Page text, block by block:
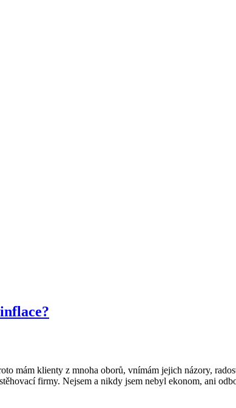
mám klienty z mnoha oborů, vnímám jejich názory,
firmy. Nejsem a nikdy jsem nebyl ekonom, ani